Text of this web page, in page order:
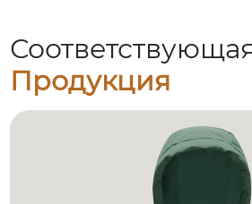
Продукция